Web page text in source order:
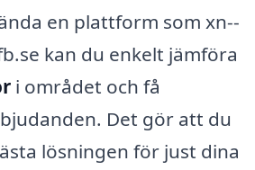
en plattform som xn--
kan du enkelt jämföra
i området och få
Det gör att du
lösningen för just dina